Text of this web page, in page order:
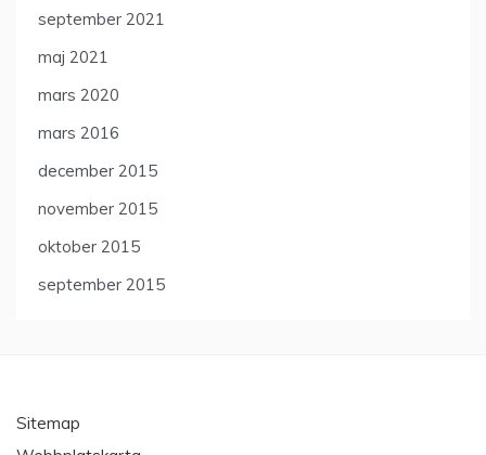
september 2021
maj 2021
mars 2020
mars 2016
december 2015
november 2015
oktober 2015
september 2015
Sitemap